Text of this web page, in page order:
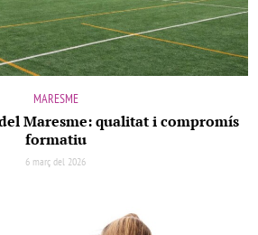
MARESME
Maresme: qualitat i compromís
formatiu
6 març del 2026